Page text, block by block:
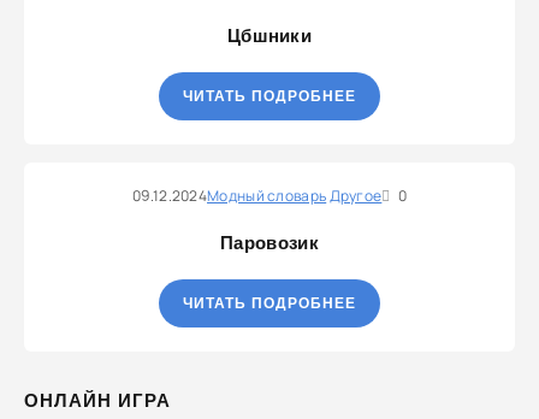
Цбшники
ЧИТАТЬ ПОДРОБНЕЕ
09.12.2024Модный словарьДругое 0
Паровозик
ЧИТАТЬ ПОДРОБНЕЕ
ОНЛАЙН ИГРА